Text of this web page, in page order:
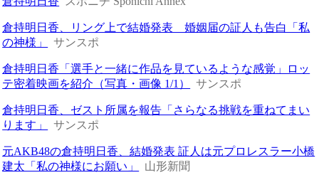
倉持明日香、リング上で結婚発表 婚姻届の証人も告白「私
の神様」
サンスポ
倉持明日香「選手と一緒に作品を見ているような感覚」ロッ
テ密着映画を紹介（写真・画像 1/1）
サンスポ
倉持明日香、ゼスト所属を報告「さらなる挑戦を重ねてまい
ります」
サンスポ
元AKB48の倉持明日香、結婚発表 証人は元プロレスラー小橋
建太「私の神様にお願い」
山形新聞